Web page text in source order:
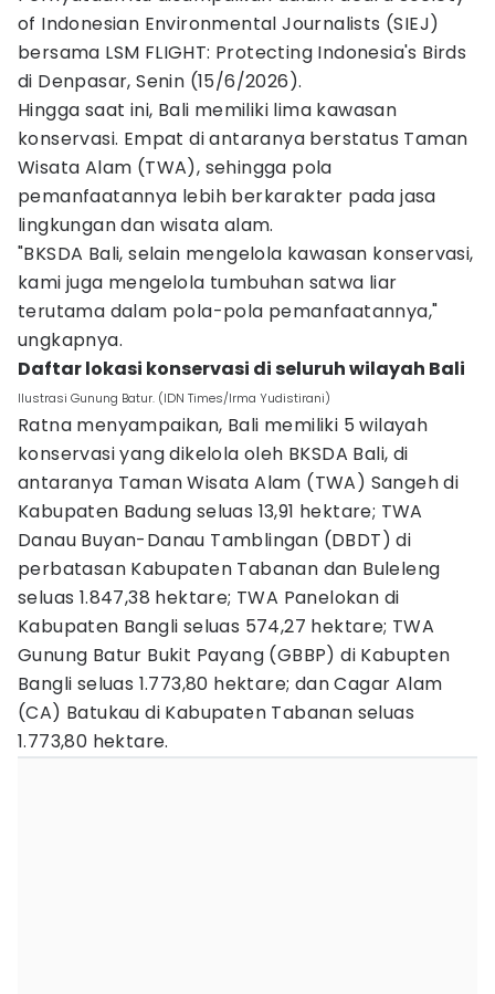
of Indonesian Environmental Journalists (SIEJ)
bersama LSM FLIGHT: Protecting Indonesia's Birds
di Denpasar, Senin (15/6/2026).
Hingga saat ini, Bali memiliki lima kawasan
konservasi. Empat di antaranya berstatus Taman
Wisata Alam (TWA), sehingga pola
pemanfaatannya lebih berkarakter pada jasa
lingkungan dan wisata alam.
"BKSDA Bali, selain mengelola kawasan konservasi,
kami juga mengelola tumbuhan satwa liar
terutama dalam pola-pola pemanfaatannya,"
ungkapnya.
Daftar lokasi konservasi di seluruh wilayah Bali
Ilustrasi Gunung Batur. (IDN Times/Irma Yudistirani)
Ratna menyampaikan, Bali memiliki 5 wilayah
konservasi yang dikelola oleh BKSDA Bali, di
antaranya Taman Wisata Alam (TWA) Sangeh di
Kabupaten Badung seluas 13,91 hektare; TWA
Danau Buyan-Danau Tamblingan (DBDT) di
perbatasan Kabupaten Tabanan dan Buleleng
seluas 1.847,38 hektare; TWA Panelokan di
Kabupaten Bangli seluas 574,27 hektare; TWA
Gunung Batur Bukit Payang (GBBP) di Kabupten
Bangli seluas 1.773,80 hektare; dan Cagar Alam
(CA) Batukau di Kabupaten Tabanan seluas
1.773,80 hektare.